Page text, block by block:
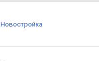
Новостройка